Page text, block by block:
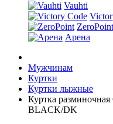
Vauhti
ZeroPoint
Арена
Мужчинам
Куртки
Куртки лыжные
Куртка
BLACK/DK